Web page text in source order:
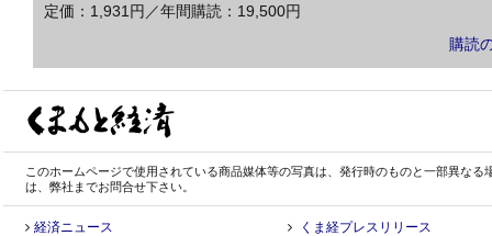
定価：1,931円／年間購読：19,500円
購読
このホームページで使用されている商品媒体等の写真は、発行時のものと一部異な
は、弊社までお問合せ下さい。
経済ニュース
くま経プレスリリース